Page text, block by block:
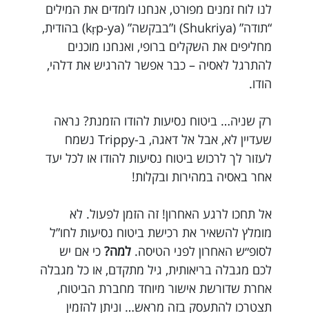
לנו לוח זמנים מפורט, אנחנו לומדים את המילים
“תודה” (Shukriya) ו”בבקשה” (kṛp-ya) בהודית,
מחליפים את השקלים ברופי, ואנחנו מוכנים
להתרגל לאסיה – כבר אפשר להרגיש את דלהי,
הודו.
רק שניה… ביטוח נסיעות להודו הזמנת? נראה
שעדיין לא, אבל אל דאגה, ב-Trippy נשמח
לעזור לך לרכוש ביטוח נסיעות להודו או לכל יעד
אחר באסיה במהירות ובקלות!
אל תחכו לרגע האחרון! זה הזמן לפעול. לא
מומלץ להשאיר את רכישת ביטוח נסיעות לחו”ל
לסופ״ש האחרון לפני הטיסה. למה? כי אם יש
לכם מגבלה בריאותית, גיל מתקדם, או כל מגבלה
אחרת שדורשת אישור מיוחד מחברת הביטוח,
תצטרכו להתעסק בזה מראש… וניתן להזמין